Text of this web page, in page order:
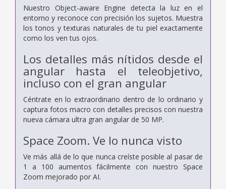
Nuestro Object-aware Engine detecta la luz en el
entorno y reconoce con precisión los sujetos. Muestra
los tonos y texturas naturales de tu piel exactamente
como los ven tus ojos.
Los detalles más nítidos desde el
angular hasta el teleobjetivo,
incluso con el gran angular
Céntrate en lo extraordinario dentro de lo ordinario y
captura fotos macro con detalles precisos con nuestra
nueva cámara ultra gran angular de 50 MP.
Space Zoom. Ve lo nunca visto
Ve más allá de lo que nunca creíste posible al pasar de
1 a 100 aumentos fácilmente con nuestro Space
Zoom mejorado por AI.